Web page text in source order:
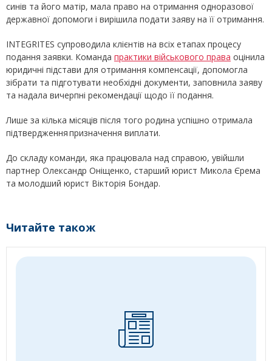
синів та його матір, мала право на отримання одноразової
державної допомоги і вирішила подати заяву на її отримання.
INTEGRITES супроводила клієнтів на всіх етапах процесу
подання заявки. Команда практики військового права оцінила
юридичні підстави для отримання компенсації, допомогла
зібрати та підготувати необхідні документи, заповнила заяву
та надала вичерпні рекомендації щодо її подання.
Лише за кілька місяців після того родина успішно отримала
підтвердження призначення виплати.
До складу команди, яка працювала над справою, увійшли
партнер Олександр Оніщенко, старший юрист Микола Єрема
та молодший юрист Вікторія Бондар.
Читайте також